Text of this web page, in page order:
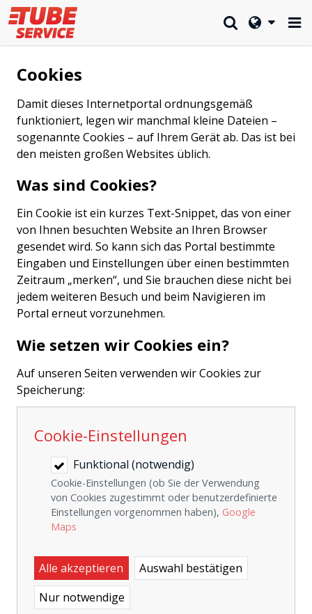
Cookies
Damit dieses Internetportal ordnungsgemäß
funktioniert, legen wir manchmal kleine Dateien –
sogenannte Cookies – auf Ihrem Gerät ab. Das ist bei
den meisten großen Websites üblich.
Was sind Cookies?
Ein Cookie ist ein kurzes Text-Snippet, das von einer
von Ihnen besuchten Website an Ihren Browser
gesendet wird. So kann sich das Portal bestimmte
Eingaben und Einstellungen über einen bestimmten
Zeitraum „merken“, und Sie brauchen diese nicht bei
jedem weiteren Besuch und beim Navigieren im
Portal erneut vorzunehmen.
Wie setzen wir Cookies ein?
Auf unseren Seiten verwenden wir Cookies zur
Speicherung:
Cookie-Einstellungen
Funktional (notwendig)
Cookie-Einstellungen (ob Sie der Verwendung
von Cookies zugestimmt oder benutzerdefinierte
Einstellungen vorgenommen haben), Google
Maps
Alle akzeptieren
Auswahl bestätigen
Nur notwendige